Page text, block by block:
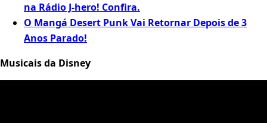
na Rádio J-hero! Confira.
O Mangá Desert Punk Vai Retornar Depois de 3
Anos Parado!
Musicais da Disney